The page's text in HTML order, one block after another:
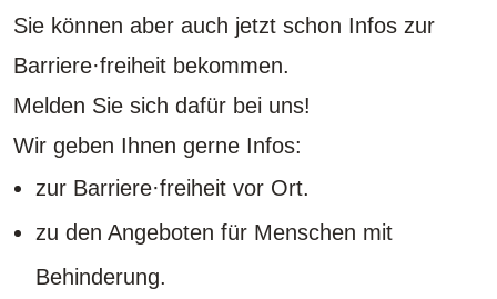
Sie können aber auch jetzt schon Infos zur
Barriere·freiheit bekommen.
Melden Sie sich dafür bei uns!
Wir geben Ihnen gerne Infos:
zur Barriere·freiheit vor Ort.
zu den Angeboten für Menschen mit
Behinderung.